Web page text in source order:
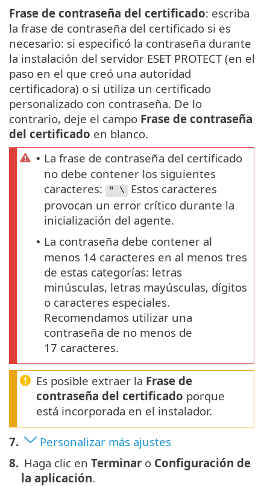
Frase de contraseña del certificado: escriba
la frase de contraseña del certificado si es
necesario: si especificó la contraseña durante
la instalación del servidor ESET PROTECT (en el
paso en el que creó una autoridad
certificadora) o si utiliza un certificado
personalizado con contraseña. De lo
contrario, deje el campo Frase de contraseña
del certificado en blanco.
• La frase de contraseña del certificado
no debe contener los siguientes
caracteres:
" \
Estos caracteres
provocan un error crítico durante la
inicialización del agente.
• La contraseña debe contener al
menos 14 caracteres en al menos tres
de estas categorías: letras
minúsculas, letras mayúsculas, dígitos
o caracteres especiales.
Recomendamos utilizar una
contraseña de no menos de
17 caracteres.
Es posible extraer la Frase de
contraseña del certificado porque
está incorporada en el instalador.
7.
Personalizar más ajustes
8. Haga clic en Terminar o Configuración de
la aplicación.